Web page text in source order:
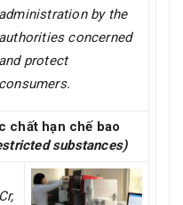
administration by the
authorities concerned
and protect
consumers.
chất hạn chế bao
substances)